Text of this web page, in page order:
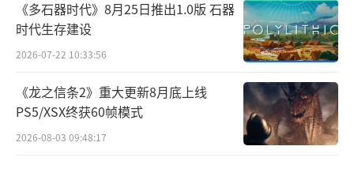
《多石器时代》8月25日推出1.0版 石器
时代生存建设
2026-07-22 10:33:56
《龙之信条2》重大更新8月底上线
PS5/XSX终获60帧模式
2026-08-03 09:48:17